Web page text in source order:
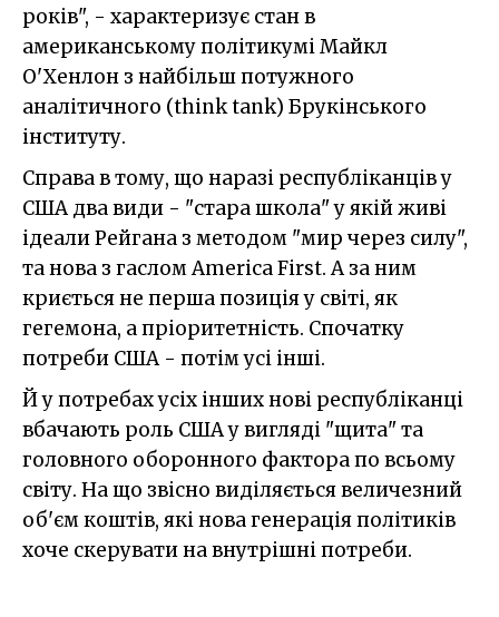
років", - характеризує стан в
американському політикумі Майкл
О'Хенлон з найбільш потужного
аналітичного (think tank) Брукінського
інституту.
Справа в тому, що наразі республіканців у
США два види - "стара школа" у якій живі
ідеали Рейгана з методом "мир через силу",
та нова з гаслом America First. А за ним
криється не перша позиція у світі, як
гегемона, а пріоритетність. Спочатку
потреби США - потім усі інші.
Й у потребах усіх інших нові республіканці
вбачають роль США у вигляді "щита" та
головного оборонного фактора по всьому
світу. На що звісно виділяється величезний
об'єм коштів, які нова генерація політиків
хоче скерувати на внутрішні потреби.